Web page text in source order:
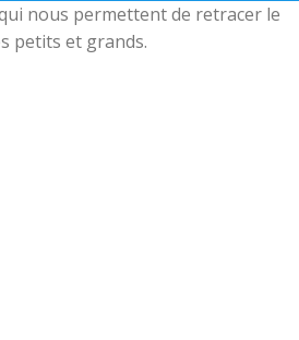
qui nous permettent de retracer le
petits et grands.